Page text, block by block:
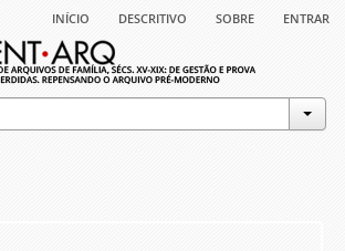
início descritivo sobre entrar